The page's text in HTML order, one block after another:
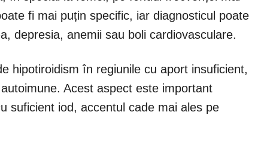
fi mai puțin specific, iar diagnosticul poate
depresia, anemii sau boli cardiovasculare.
hipotiroidism în regiunile cu aport insuficient,
Acest aspect este important
suficient iod, accentul cade mai ales pe